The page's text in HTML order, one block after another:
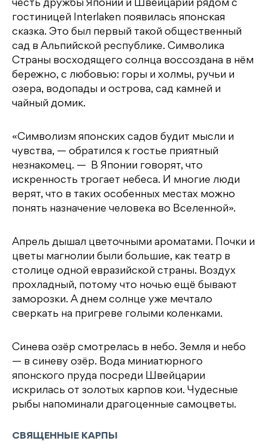
честь дружбы Японии и Швейцарии рядом с
гостиницей Interlaken появилась японская
сказка. Это был первый такой общественный
сад в Альпийской республике. Символика
Страны восходящего солнца воссоздана в нём
бережно, с любовью: горы и холмы, ручьи и
озера, водопады и острова, сад камней и
чайный домик.
«Символизм японских садов будит мысли и
чувства, — обратился к гостье приятный
незнакомец. — В Японии говорят, что
искренность трогает небеса. И многие люди
верят, что в таких особенных местах можно
понять назначение человека во Вселенной».
Апрель дышал цветочными ароматами. Почки и
цветы магнолии были большие, как театр в
столице одной евразийской страны. Воздух
прохладный, потому что ночью ещё бывают
заморозки. А днем солнце уже мечтало
сверкать на пригреве голыми коленками.
Синева озёр смотрелась в небо. Земля и небо
— в синеву озёр. Вода миниатюрного
японского пруда посреди Швейцарии
искрилась от золотых карпов кои. Чудесные
рыбы напоминали драгоценные самоцветы.
СВЯЩЕННЫЕ КАРПЫ